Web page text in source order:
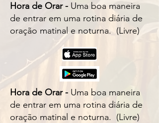
Hora de Orar - Uma boa maneira
de entrar em uma rotina diária de
oração matinal e noturna. (Livre)
Hora de Orar - Uma boa maneira
de entrar em uma rotina diária de
oração matinal e noturna. (Livre)